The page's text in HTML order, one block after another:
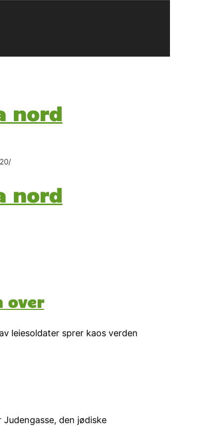
nord
nord
over
leiesoldater sprer kaos verden
den jødiske